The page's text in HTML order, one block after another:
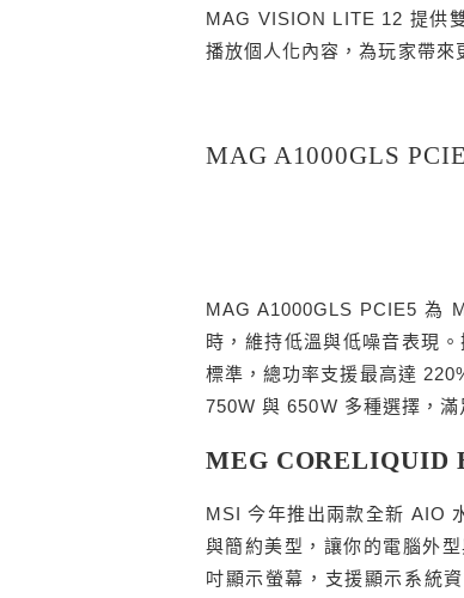
MAG VISION LITE 12 提供
播放個人化內容，為玩家帶來
MAG A1000GLS
MAG A1000GLS PCIE5 為
時，維持低溫與低噪音表現
標準，總功率支援最高達
750W 與 650W 多種選擇，滿
MEG CORELIQUID
MSI 今年推出兩款全新 AIO
與簡約美型，讓你的電腦外
吋顯示螢幕，支援顯示系統